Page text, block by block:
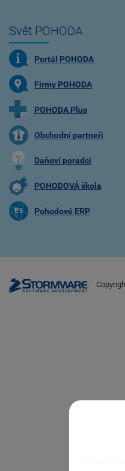
Svět POHODA
Portál POHODA
Firmy POHODA
POHODA Plus
Obchodní partneři
Daňoví poradci
POHODOVÁ škola
Pohodové ERP